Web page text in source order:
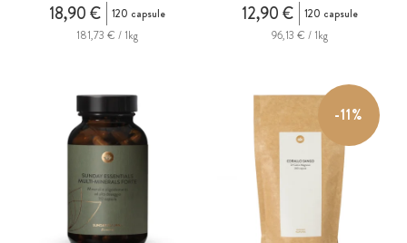
18,90 €
120 capsule
181,73 € / 1kg
12,90 €
120 capsule
96,13 € / 1kg
-11%